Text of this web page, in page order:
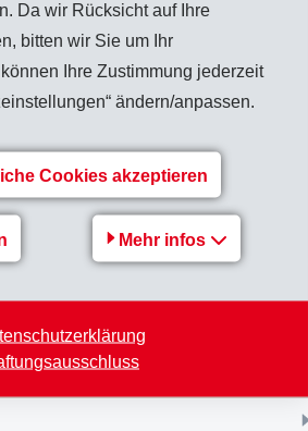
Da wir Rücksicht auf Ihre
bitten wir Sie um Ihr
Ihre Zustimmung jederzeit
ändern/anpassen.
Cookies akzeptieren
Mehr infos
zur Übersicht
Gruppe
GRIVORY